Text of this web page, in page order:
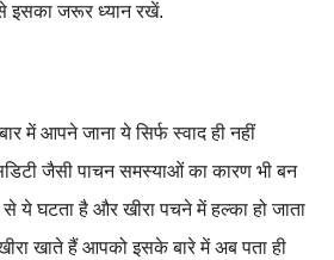
इसका जरूर ध्यान रखें.
में आपने जाना ये सिर्फ स्वाद ही नहीं
जैसी पाचन समस्याओं का कारण भी बन
ये घटता है और खीरा पचने में हल्का हो जाता
खाते हैं आपको इसके बारे में अब पता ही